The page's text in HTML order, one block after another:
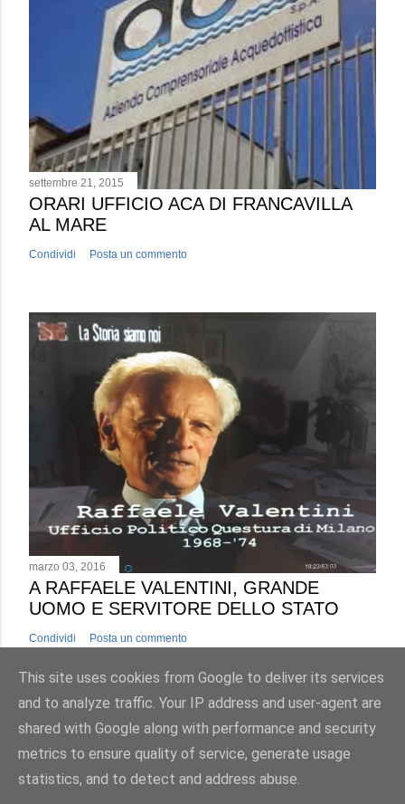
settembre 21, 2015
ORARI UFFICIO ACA DI FRANCAVILLA
AL MARE
Condividi Posta un commento
marzo 03, 2016
A RAFFAELE VALENTINI, GRANDE
UOMO E SERVITORE DELLO STATO
Condividi Posta un commento
Powered by Blogger
2017©AntonioLuciani
This site uses cookies from Google to deliver its services
and to analyze traffic. Your IP address and user-agent are
shared with Google along with performance and security
metrics to ensure quality of service, generate usage
statistics, and to detect and address abuse.